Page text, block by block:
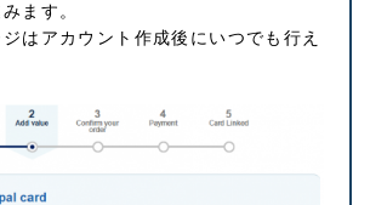
ます。
はアカウント作成後にいつでも行え